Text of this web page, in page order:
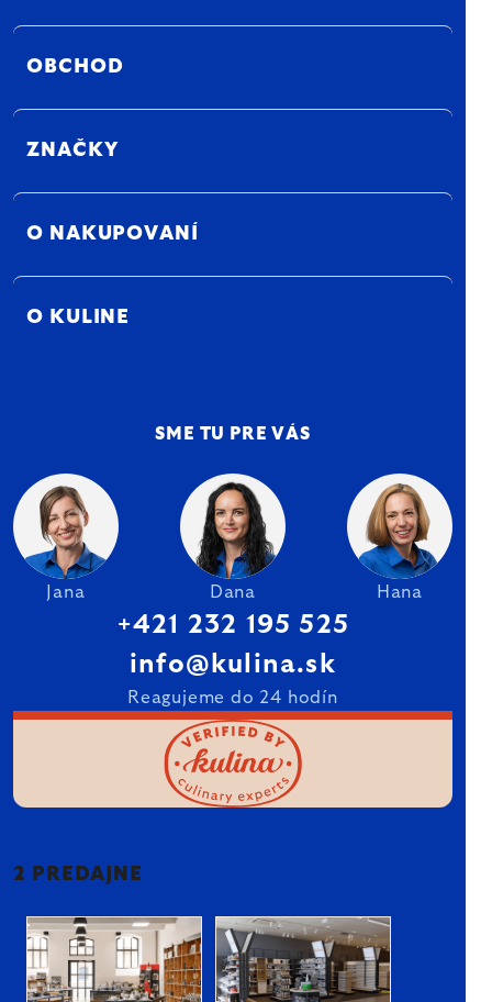
OBCHOD
ZNAČKY
O NAKUPOVANÍ
O KULINE
SME TU PRE VÁS
Jana Dana Hana
+421 232 195 525
info@kulina.sk
Reagujeme do 24 hodín
2 PREDAJNE